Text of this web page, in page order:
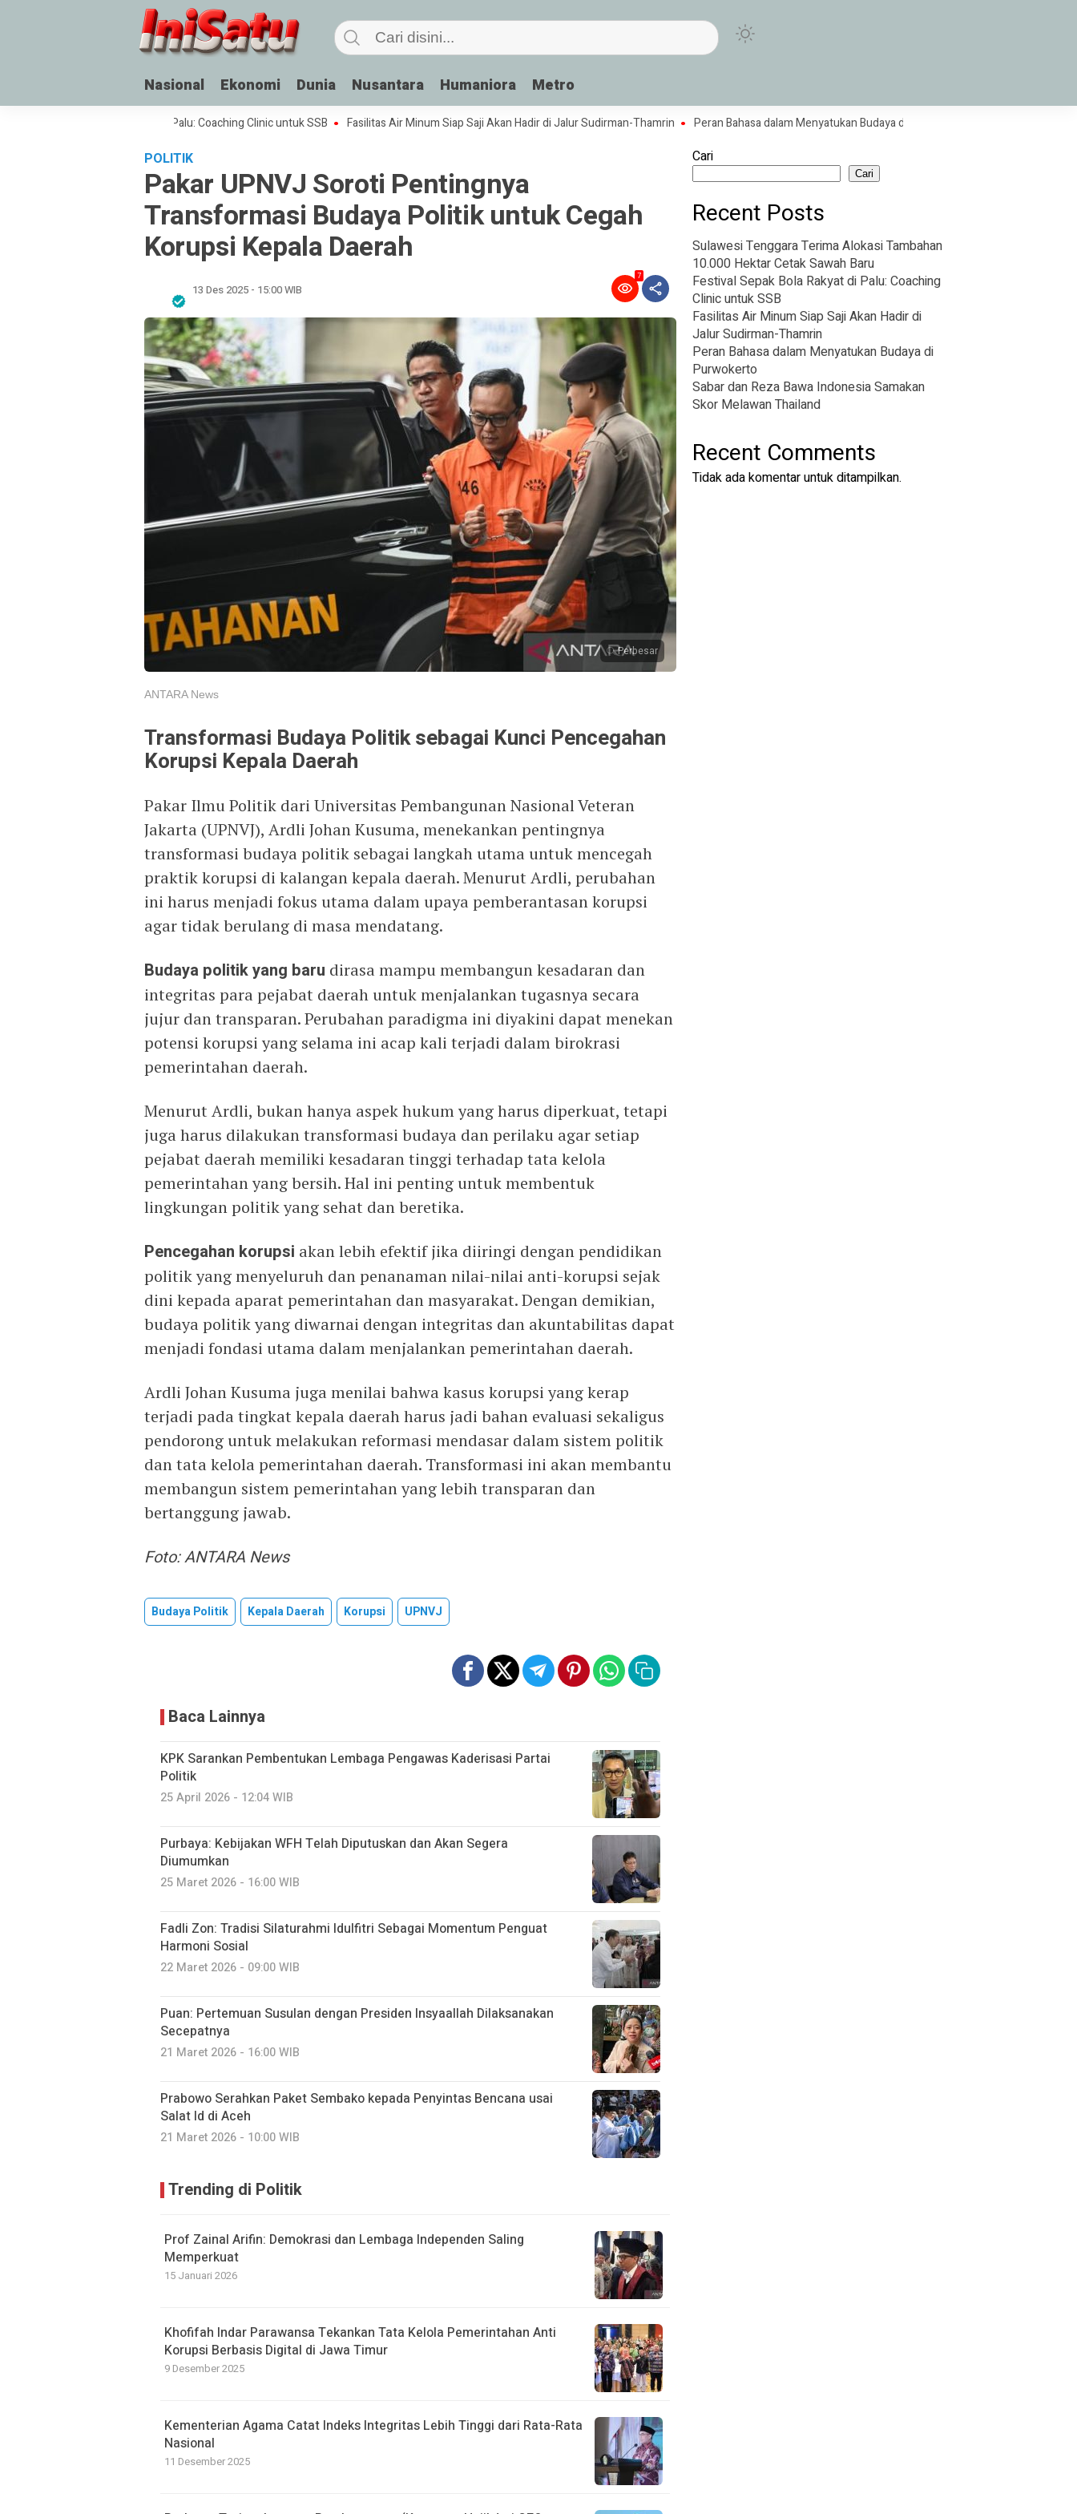
Nasional Ekonomi Dunia Nusantara Humaniora Metro
Sepak Bola Rakyat di Palu: Coaching Clinic untuk SSB Fasilitas Air Minum Siap Saji Akan Hadir di Jalur Sudirman-Thamrin Peran Bahasa dalam Menyatukan Budaya di Purwokerto
POLITIK
Pakar UPNVJ Soroti Pentingnya
Transformasi Budaya Politik untuk Cegah
Korupsi Kepala Daerah
13 Des 2025 - 15:00 WIB
7
Perbesar
ANTARA News
Transformasi Budaya Politik sebagai Kunci Pencegahan
Korupsi Kepala Daerah
Pakar Ilmu Politik dari Universitas Pembangunan Nasional Veteran
Jakarta (UPNVJ), Ardli Johan Kusuma, menekankan pentingnya
transformasi budaya politik sebagai langkah utama untuk mencegah
praktik korupsi di kalangan kepala daerah. Menurut Ardli, perubahan
ini harus menjadi fokus utama dalam upaya pemberantasan korupsi
agar tidak berulang di masa mendatang.
Budaya politik yang baru dirasa mampu membangun kesadaran dan
integritas para pejabat daerah untuk menjalankan tugasnya secara
jujur dan transparan. Perubahan paradigma ini diyakini dapat menekan
potensi korupsi yang selama ini acap kali terjadi dalam birokrasi
pemerintahan daerah.
Menurut Ardli, bukan hanya aspek hukum yang harus diperkuat, tetapi
juga harus dilakukan transformasi budaya dan perilaku agar setiap
pejabat daerah memiliki kesadaran tinggi terhadap tata kelola
pemerintahan yang bersih. Hal ini penting untuk membentuk
lingkungan politik yang sehat dan beretika.
Pencegahan korupsi akan lebih efektif jika diiringi dengan pendidikan
politik yang menyeluruh dan penanaman nilai-nilai anti-korupsi sejak
dini kepada aparat pemerintahan dan masyarakat. Dengan demikian,
budaya politik yang diwarnai dengan integritas dan akuntabilitas dapat
menjadi fondasi utama dalam menjalankan pemerintahan daerah.
Ardli Johan Kusuma juga menilai bahwa kasus korupsi yang kerap
terjadi pada tingkat kepala daerah harus jadi bahan evaluasi sekaligus
pendorong untuk melakukan reformasi mendasar dalam sistem politik
dan tata kelola pemerintahan daerah. Transformasi ini akan membantu
membangun sistem pemerintahan yang lebih transparan dan
bertanggung jawab.
Foto: ANTARA News
Budaya Politik Kepala Daerah Korupsi UPNVJ
Baca Lainnya
KPK Sarankan Pembentukan Lembaga Pengawas Kaderisasi Partai
Politik
25 April 2026 - 12:04 WIB
Purbaya: Kebijakan WFH Telah Diputuskan dan Akan Segera
Diumumkan
25 Maret 2026 - 16:00 WIB
Fadli Zon: Tradisi Silaturahmi Idulfitri Sebagai Momentum Penguat
Harmoni Sosial
22 Maret 2026 - 09:00 WIB
Puan: Pertemuan Susulan dengan Presiden Insyaallah Dilaksanakan
Secepatnya
21 Maret 2026 - 16:00 WIB
Prabowo Serahkan Paket Sembako kepada Penyintas Bencana usai
Salat Id di Aceh
21 Maret 2026 - 10:00 WIB
Trending di Politik
Prof Zainal Arifin: Demokrasi dan Lembaga Independen Saling
Memperkuat
15 Januari 2026
Khofifah Indar Parawansa Tekankan Tata Kelola Pemerintahan Anti
Korupsi Berbasis Digital di Jawa Timur
9 Desember 2025
Kementerian Agama Catat Indeks Integritas Lebih Tinggi dari Rata-Rata
Nasional
11 Desember 2025
Cari
Cari
Recent Posts
Sulawesi Tenggara Terima Alokasi Tambahan
10.000 Hektar Cetak Sawah Baru
Festival Sepak Bola Rakyat di Palu: Coaching
Clinic untuk SSB
Fasilitas Air Minum Siap Saji Akan Hadir di
Jalur Sudirman-Thamrin
Peran Bahasa dalam Menyatukan Budaya di
Purwokerto
Sabar dan Reza Bawa Indonesia Samakan
Skor Melawan Thailand
Recent Comments
Tidak ada komentar untuk ditampilkan.